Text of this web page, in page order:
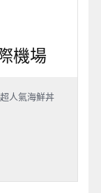
機場
人氣海鮮丼